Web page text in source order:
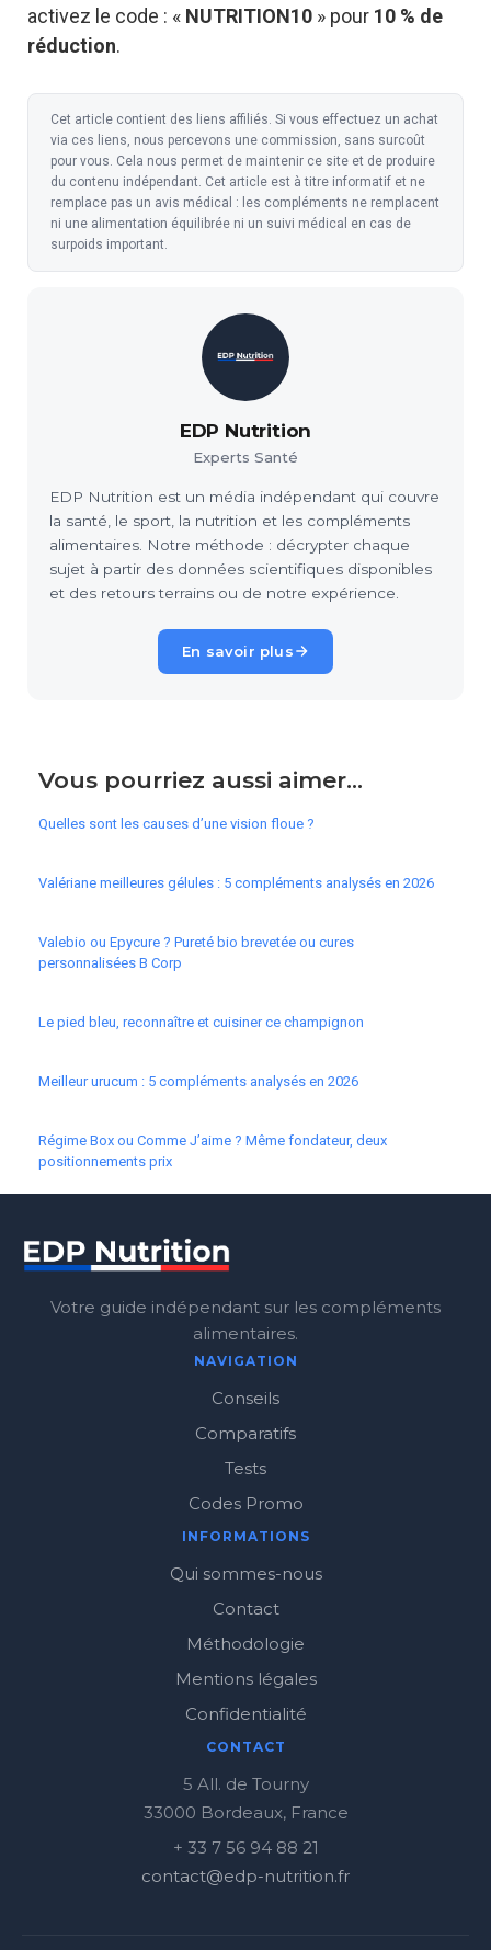
activez le code : « NUTRITION10 » pour 10 % de
réduction.
Cet article contient des liens affiliés. Si vous effectuez un achat
via ces liens, nous percevons une commission, sans surcoût
pour vous. Cela nous permet de maintenir ce site et de produire
du contenu indépendant. Cet article est à titre informatif et ne
remplace pas un avis médical : les compléments ne remplacent
ni une alimentation équilibrée ni un suivi médical en cas de
surpoids important.
EDP Nutrition
Experts Santé
EDP Nutrition est un média indépendant qui couvre
la santé, le sport, la nutrition et les compléments
alimentaires. Notre méthode : décrypter chaque
sujet à partir des données scientifiques disponibles
et des retours terrains ou de notre expérience.
En savoir plus
Vous pourriez aussi aimer...
Quelles sont les causes d’une vision floue ?
Valériane meilleures gélules : 5 compléments analysés en 2026
Valebio ou Epycure ? Pureté bio brevetée ou cures
personnalisées B Corp
Le pied bleu, reconnaître et cuisiner ce champignon
Meilleur urucum : 5 compléments analysés en 2026
Régime Box ou Comme J’aime ? Même fondateur, deux
positionnements prix
Votre guide indépendant sur les compléments
alimentaires.
NAVIGATION
Conseils
Comparatifs
Tests
Codes Promo
INFORMATIONS
Qui sommes-nous
Contact
Méthodologie
Mentions légales
Confidentialité
CONTACT
5 All. de Tourny
33000 Bordeaux, France
+ 33 7 56 94 88 21
contact@edp-nutrition.fr